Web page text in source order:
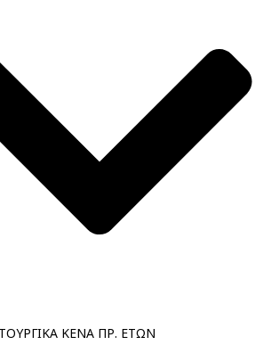
ΚΕΝΑ ΠΡ. ΕΤΩΝ